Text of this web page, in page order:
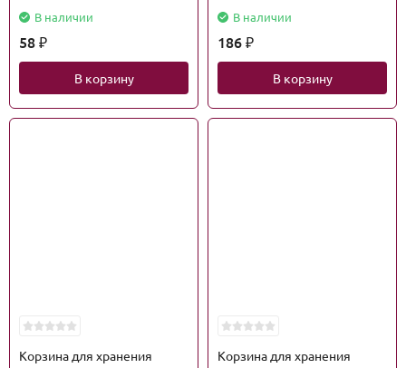
В наличии
58 ₽
В корзину
В наличии
186 ₽
В корзину
Корзина для хранения
Корзина для хранения